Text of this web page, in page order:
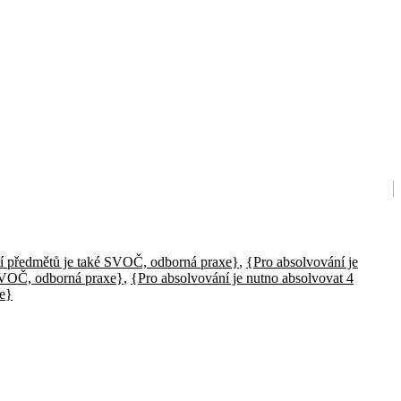
předmětů je také SVOČ, odborná praxe}, {Pro absolvování je
odborná praxe}, {Pro absolvování je nutno absolvovat 4